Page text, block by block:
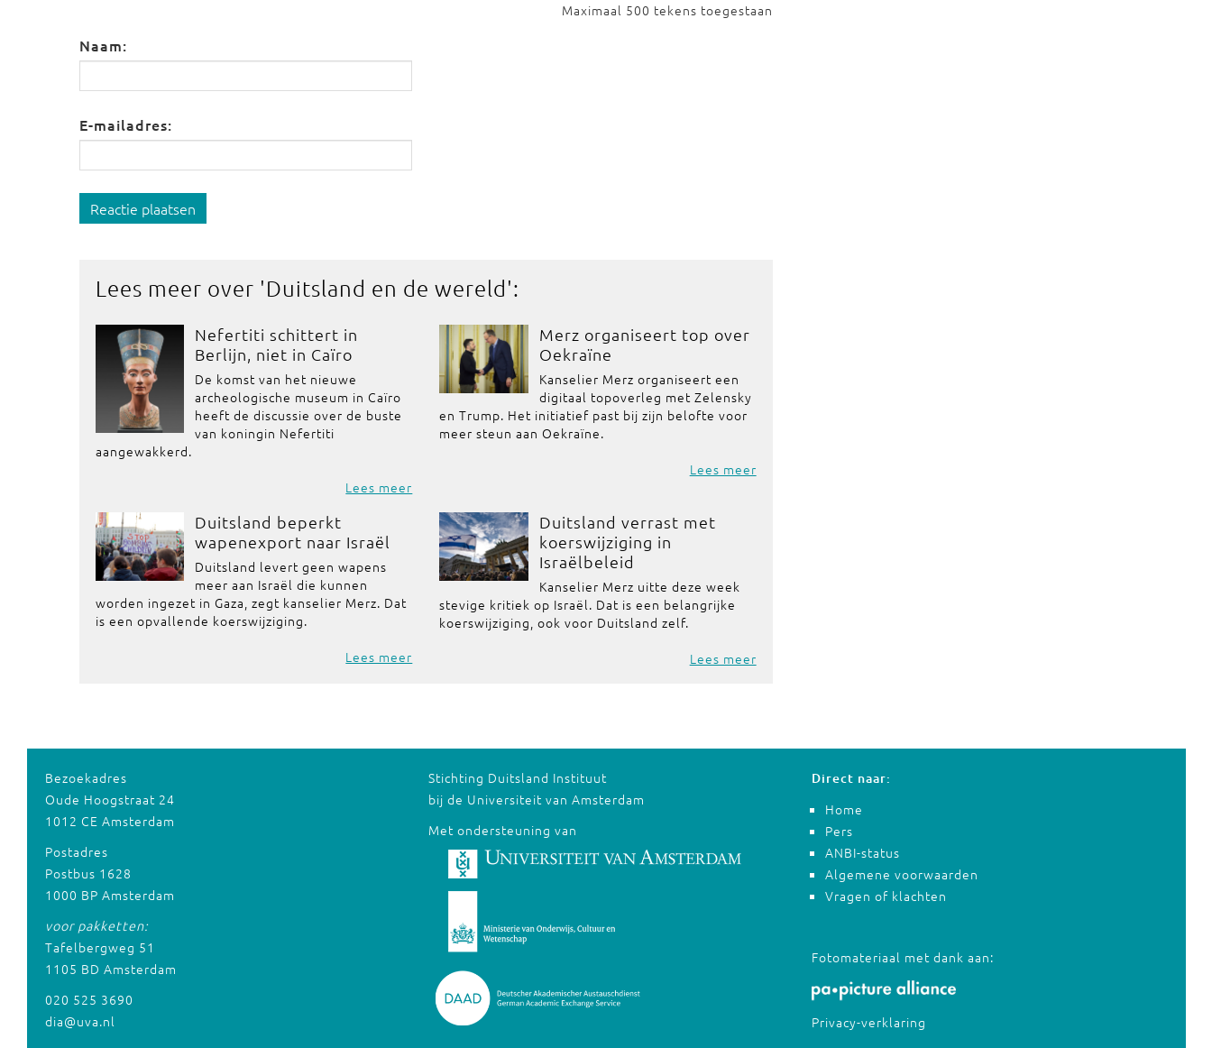
Maximaal 500 tekens toegestaan
Naam:
E-mailadres:
Reactie plaatsen
Lees meer over 'Duitsland en de wereld':
Nefertiti schittert in
Berlijn, niet in Caïro
De komst van het nieuwe
archeologische museum in Caïro
heeft de discussie over de buste
van koningin Nefertiti
aangewakkerd.
Lees meer
Merz organiseert top over
Oekraïne
Kanselier Merz organiseert een
digitaal topoverleg met Zelensky
en Trump. Het initiatief past bij zijn belofte voor
meer steun aan Oekraïne.
Lees meer
Duitsland beperkt
wapenexport naar Israël
Duitsland levert geen wapens
meer aan Israël die kunnen
worden ingezet in Gaza, zegt kanselier Merz. Dat
is een opvallende koerswijziging.
Lees meer
Duitsland verrast met
koerswijziging in
Israëlbeleid
Kanselier Merz uitte deze week
stevige kritiek op Israël. Dat is een belangrijke
koerswijziging, ook voor Duitsland zelf.
Lees meer
Bezoekadres
Oude Hoogstraat 24
1012 CE Amsterdam
Postadres
Postbus 1628
1000 BP Amsterdam
voor pakketten:
Tafelbergweg 51
1105 BD Amsterdam
020 525 3690
dia@uva.nl
Stichting Duitsland Instituut
bij de Universiteit van Amsterdam
Met ondersteuning van
Direct naar:
Home
Pers
ANBI-status
Algemene voorwaarden
Vragen of klachten
Fotomateriaal met dank aan:
Privacy-verklaring